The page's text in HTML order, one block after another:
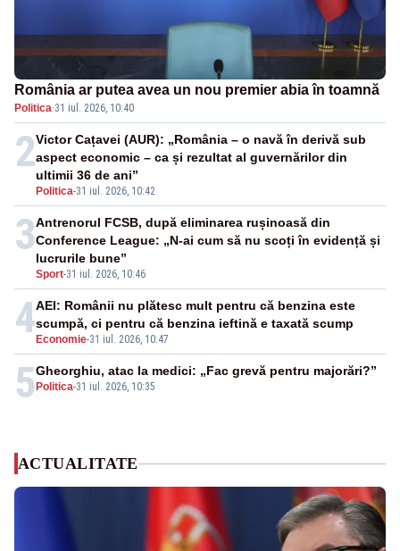
România ar putea avea un nou premier abia în toamnă
Politica·31 iul. 2026, 10:40
2
Politica-31 iul. 2026, 10:42
Victor Cațavei (AUR): „România – o navă în derivă sub
aspect economic – ca și rezultat al guvernărilor din
ultimii 36 de ani”
3
Sport-31 iul. 2026, 10:46
Antrenorul FCSB, după eliminarea rușinoasă din
Conference League: „N-ai cum să nu scoți în evidență și
lucrurile bune”
4 Economie-31 iul. 2026, 10:47
AEI: Românii nu plătesc mult pentru că benzina este
scumpă, ci pentru că benzina ieftină e taxată scump
5 Politica-31 iul. 2026, 10:35
Gheorghiu, atac la medici: „Fac grevă pentru majorări?”
ACTUALITATE